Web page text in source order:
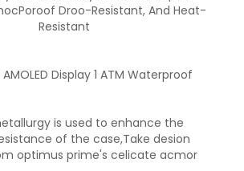
Droo-Resistant, And Heat-
Resistant
Display 1 ATM Waterproof
is used to enhance the
of the case,Take desion
optimus prime's celicate acmor